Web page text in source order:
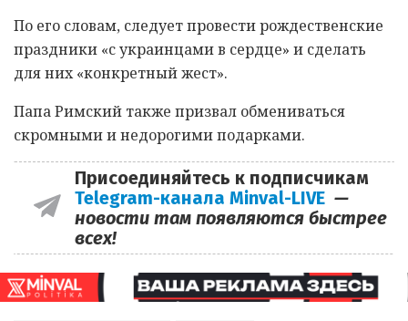
По его словам, следует провести рождественские
праздники «с украинцами в сердце» и сделать
для них «конкретный жест».
Папа Римский также призвал обмениваться
скромными и недорогими подарками.
Присоединяйтесь к подписчикам
Telegram-канала Minval-LIVE —
новости там появляются быстрее
всех!